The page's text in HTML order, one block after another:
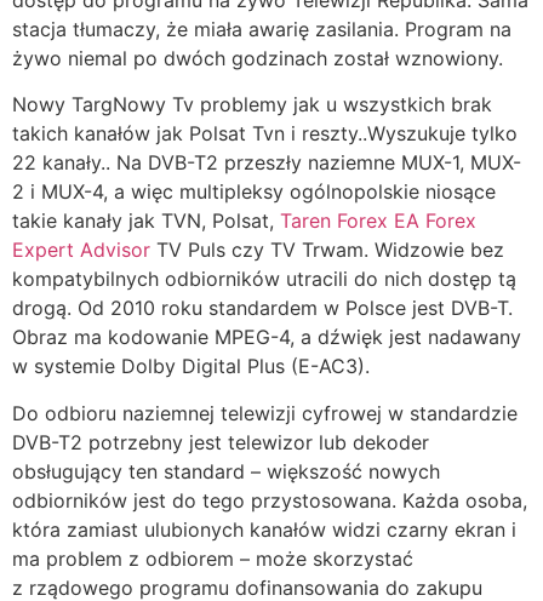
stacja tłumaczy, że miała awarię zasilania. Program na
żywo niemal po dwóch godzinach został wznowiony.
Nowy TargNowy Tv problemy jak u wszystkich brak
takich kanałów jak Polsat Tvn i reszty..Wyszukuje tylko
22 kanały.. Na DVB-T2 przeszły naziemne MUX-1, MUX-
2 i MUX-4, a więc multipleksy ogólnopolskie niosące
takie kanały jak TVN, Polsat, Taren Forex EA Forex
Expert Advisor TV Puls czy TV Trwam. Widzowie bez
kompatybilnych odbiorników utracili do nich dostęp tą
drogą. Od 2010 roku standardem w Polsce jest DVB-T.
Obraz ma kodowanie MPEG-4, a dźwięk jest nadawany
w systemie Dolby Digital Plus (E-AC3).
Do odbioru naziemnej telewizji cyfrowej w standardzie
DVB-T2 potrzebny jest telewizor lub dekoder
obsługujący ten standard – większość nowych
odbiorników jest do tego przystosowana. Każda osoba,
która zamiast ulubionych kanałów widzi czarny ekran i
ma problem z odbiorem – może skorzystać
z rządowego programu dofinansowania do zakupu